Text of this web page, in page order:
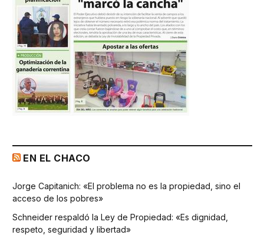
EN EL CHACO
Jorge Capitanich: «El problema no es la propiedad, sino el
acceso de los pobres»
Schneider respaldó la Ley de Propiedad: «Es dignidad,
respeto, seguridad y libertad»